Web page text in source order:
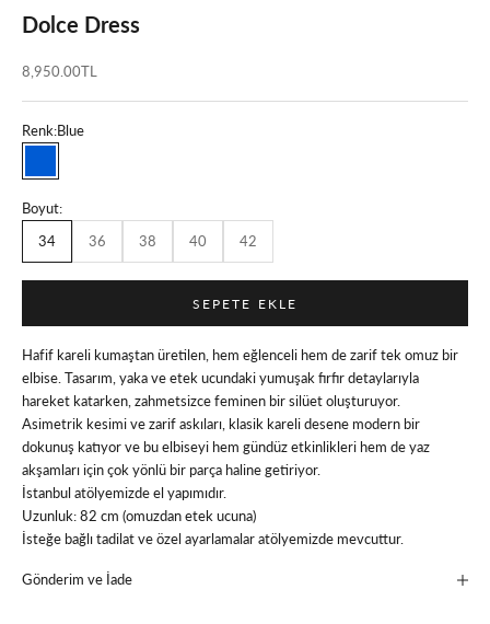
Dolce Dress
İndirimli fiyat
8,950.00TL
Renk:Blue
Boyut:
34
36 38 40 42
SEPETE EKLE
Hafif kareli kumaştan üretilen, hem eğlenceli hem de zarif tek omuz bir
elbise. Tasarım, yaka ve etek ucundaki yumuşak fırfır detaylarıyla
hareket katarken, zahmetsizce feminen bir silüet oluşturuyor.
Asimetrik kesimi ve zarif askıları, klasik kareli desene modern bir
dokunuş katıyor ve bu elbiseyi hem gündüz etkinlikleri hem de yaz
akşamları için çok yönlü bir parça haline getiriyor.
İstanbul atölyemizde el yapımıdır.
Uzunluk: 82 cm (omuzdan etek ucuna)
İsteğe bağlı tadilat ve özel ayarlamalar atölyemizde mevcuttur.
Gönderim ve İade